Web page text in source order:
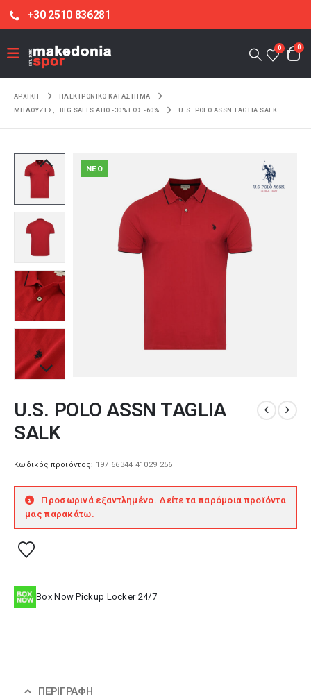
+30 2510 836281
0 0
ΑΡΧΙΚΉ
ΗΛΕΚΤΡΟΝΙΚΌ ΚΑΤΆΣΤΗΜΑ
ΜΠΛΟΥΖΕΣ
BIG SALES ΑΠΟ -30% ΕΩΣ -60% U.S. POLO ASSN TAGLIA SALK
NEO
U.S. POLO ASSN TAGLIA
SALK
Κωδικός προϊόντος: 197 66344 41029 256
Προσωρινά εξαντλημένο. Δείτε τα παρόμοια προϊόντα
μας παρακάτω.
Box Now Pickup Locker 24/7
ΠΕΡΙΓΡΑΦΉ